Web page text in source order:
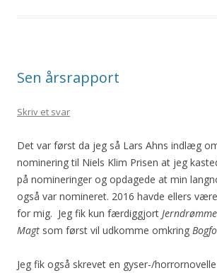
Sen årsrapport
Skriv et svar
Det var først da jeg så Lars Ahns indlæg
nominering til Niels Klim Prisen at jeg
på nomineringer og opdagede at min
også var nomineret. 2016 havde ellers
for mig. Jeg fik kun færdiggjort Jerndrømme
Magt som først vil udkomme omkring
Jeg fik også skrevet en gyser-/